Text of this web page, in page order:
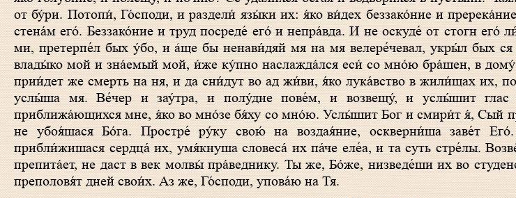
от бу́ри. Потопи́, Го́споди, и раздели́ язы́ки их: я́ко ви́дех беззако́ние и
стена́м eго́. Беззако́ние и труд посреде́ eго́ и непра́вда. И не оскуде́ от стогн eго́
ми, претерпе́л бых у́бо, и а́ще бы ненави́дяй мя на мя велере́чевал, укры́л бых
влады́ко мой и зна́емый мой, и́же ку́пно наслажда́лся еси́ со мно́ю бра́шен, в
прии́дет же смерть на ня, и да сни́дут во ад жи́ви, я́ко лука́вство в жили́щах их,
услы́ша мя. Ве́чер и зау́тра, и полу́дне пове́м, и возвещу́, и услы́шит
приближа́ющихся мне, я́ко во мно́зе бя́ху со мно́ю. Услы́шит Бог и смири́т я́, Сый
не убоя́шася Бо́га. Простре́ ру́ку свою́ на воздая́ние, оскверни́ша заве́т
прибли́жишася сердца́ их, умя́кнуша словеса́ их па́че еле́а, и та суть стре́лы.
препита́ет, не даст в век молвы́ пра́веднику. Ты же, Бо́же, низведе́ши их во
преполовя́т дней свои́х. Аз же, Го́споди, упова́ю на Тя.